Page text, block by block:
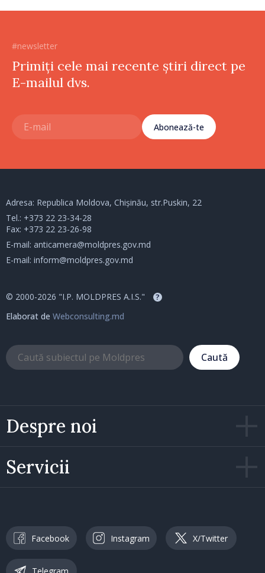
#newsletter
Primiți cele mai recente știri direct pe
E-mailul dvs.
Abonează-te
Despre noi
Servicii
Adresa: Republica Moldova, Chișinău, str.Puskin, 22
Tel.: +373 22 23-34-28
Fax: +373 22 23-26-98
E-mail: anticamera@moldpres.gov.md
E-mail: inform@moldpres.gov.md
© 2000-2026 "I.P. MOLDPRES A.I.S." ?
Elaborat de Webconsulting.md
Caută
Facebook Instagram X/Twitter
Telegram